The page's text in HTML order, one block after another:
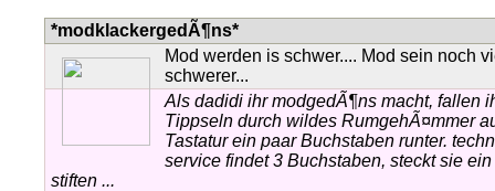
*modklackergedÃ¶ns*
Mod werden is schwer.... Mod sein noch
schwerer...
Als dadidi ihr modgedÃ¶ns macht, fallen
Tippseln durch wildes RumgehÃ¤mmer
Tastatur ein paar Buchstaben runter.
service findet 3 Buchstaben, steckt sie
stiften ...